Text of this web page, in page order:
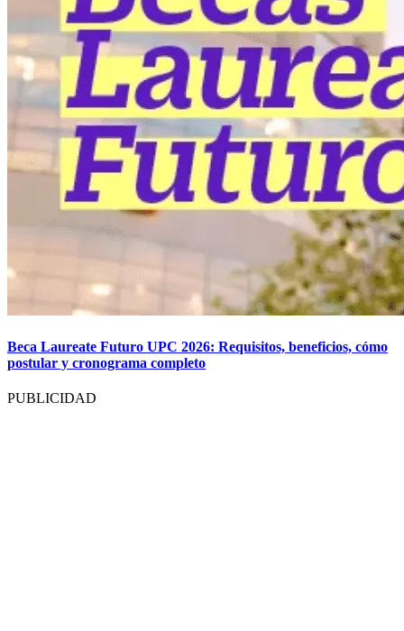
Beca Laureate Futuro UPC 2026: Requisitos, beneficios, cómo
postular y cronograma completo
PUBLICIDAD